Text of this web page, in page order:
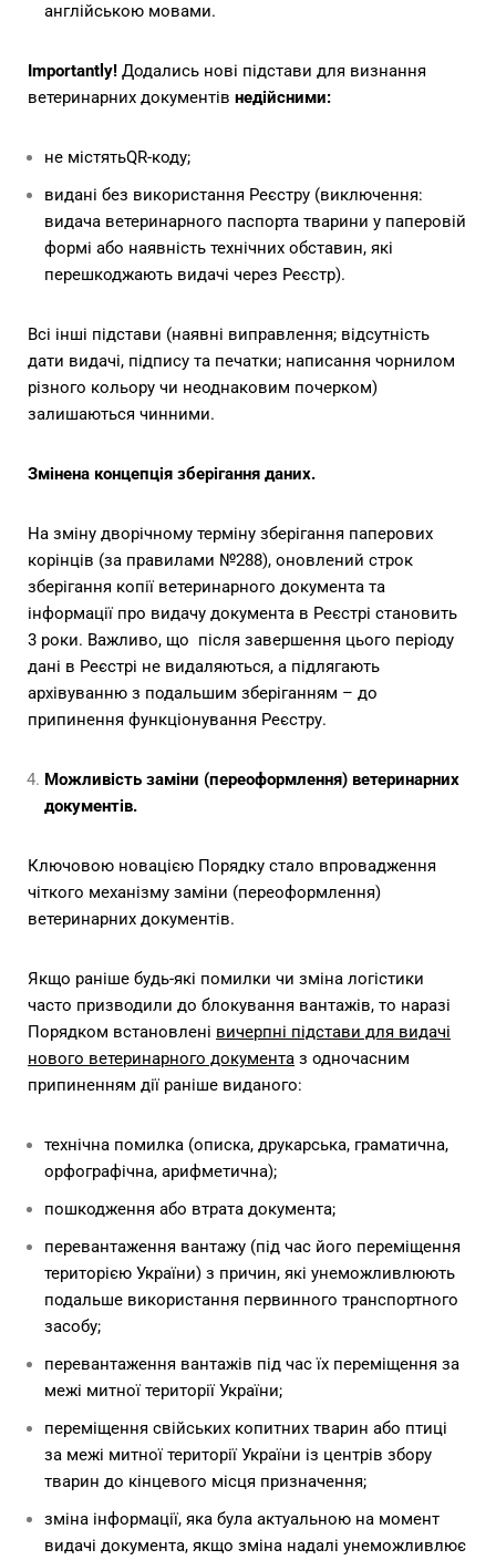
англійською мовами.
Importantly! Додались нові підстави для визнання
ветеринарних документів недійсними:
не містятьQR-коду;
видані без використання Реєстру (виключення:
видача ветеринарного паспорта тварини у паперовій
формі або наявність технічних обставин, які
перешкоджають видачі через Реєстр).
Всі інші підстави (наявні виправлення; відсутність
дати видачі, підпису та печатки; написання чорнилом
різного кольору чи неоднаковим почерком)
залишаються чинними.
Змінена концепція зберігання даних.
На зміну дворічному терміну зберігання паперових
корінців (за правилами №288), оновлений строк
зберігання копії ветеринарного документа та
інформації про видачу документа в Реєстрі становить
3 роки. Важливо, що після завершення цього періоду
дані в Реєстрі не видаляються, а підлягають
архівуванню з подальшим зберіганням – до
припинення функціонування Реєстру.
Можливість заміни (переоформлення) ветеринарних
документів.
Ключовою новацією Порядку стало впровадження
чіткого механізму заміни (переоформлення)
ветеринарних документів.
Якщо раніше будь-які помилки чи зміна логістики
часто призводили до блокування вантажів, то наразі
Порядком встановлені вичерпні підстави для видачі
нового ветеринарного документа з одночасним
припиненням дії раніше виданого:
технічна помилка (описка, друкарська, граматична,
орфографічна, арифметична);
пошкодження або втрата документа;
перевантаження вантажу (під час його переміщення
територією України) з причин, які унеможливлюють
подальше використання первинного транспортного
засобу;
перевантаження вантажів під час їх переміщення за
межі митної території України;
переміщення свійських копитних тварин або птиці
за межі митної території України із центрів збору
тварин до кінцевого місця призначення;
зміна інформації, яка була актуальною на момент
видачі документа, якщо зміна надалі унеможливлює